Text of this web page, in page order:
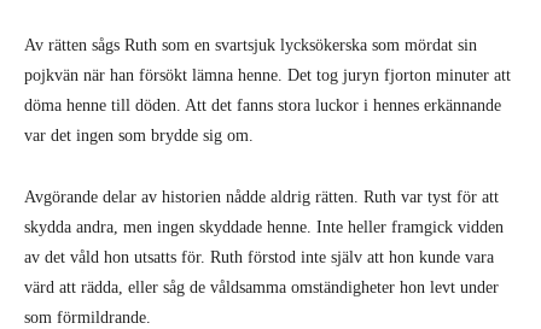
Av rätten sågs Ruth som en svartsjuk lycksökerska som mördat sin
pojkvän när han försökt lämna henne. Det tog juryn fjorton minuter att
döma henne till döden. Att det fanns stora luckor i hennes erkännande
var det ingen som brydde sig om.
Avgörande delar av historien nådde aldrig rätten. Ruth var tyst för att
skydda andra, men ingen skyddade henne. Inte heller framgick vidden
av det våld hon utsatts för. Ruth förstod inte själv att hon kunde vara
värd att rädda, eller såg de våldsamma omständigheter hon levt under
som förmildrande.